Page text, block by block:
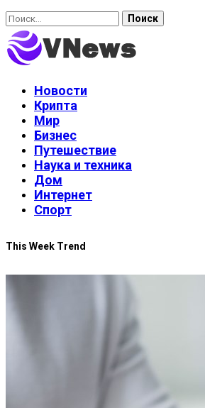
Найти:
Новости
Крипта
Мир
Бизнес
Путешествие
Наука и техника
Дом
Интернет
Спорт
This Week Trend